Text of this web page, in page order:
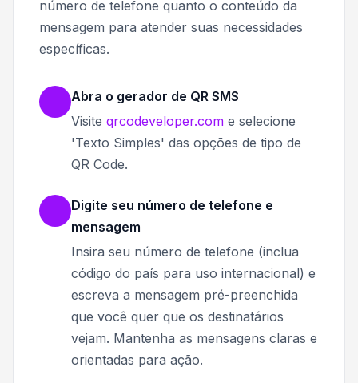
número de telefone quanto o conteúdo da
mensagem para atender suas necessidades
específicas.
Abra o gerador de QR SMS
Visite qrcodeveloper.com e selecione
'Texto Simples' das opções de tipo de
QR Code.
Digite seu número de telefone e
mensagem
Insira seu número de telefone (inclua
código do país para uso internacional) e
escreva a mensagem pré-preenchida
que você quer que os destinatários
vejam. Mantenha as mensagens claras e
orientadas para ação.